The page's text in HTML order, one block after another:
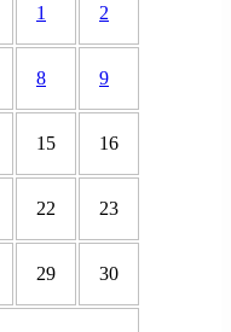
1 2
8 9
15 16
22 23
29 30